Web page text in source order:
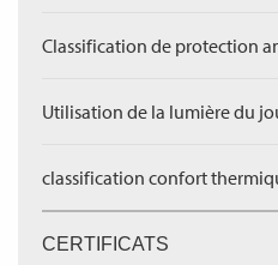
Classification de protection
Utilisation de la lumière du
classification confort
CERTIFICATS